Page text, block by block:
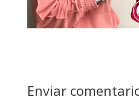
Enviar